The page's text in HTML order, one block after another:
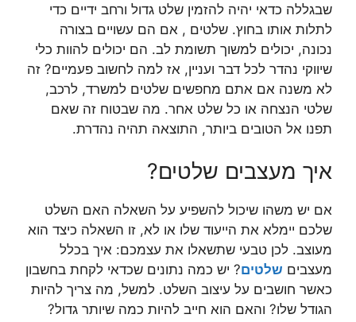
שבגללה כדאי יהיה להזמין שלט גדול ורחב ידיים כדי
לתלות אותו בחוץ. שלטים , אם הם עשויים בצורה
נכונה, יכולים למשוך תשומת לב. הם יכולים להוות כלי
שיווקי נהדר לכל דבר ועניין, אז למה לחשוב פעמיים? זה
לא משנה אם אתם מחפשים שלטים למשרד, לרכב,
שלטי הנצחה או כל שלט אחר. מה שבטוח זה שאם
תפנו אל הטובים ביותר, התוצאה תהיה נהדרת.
איך מעצבים שלטים?
אם יש משהו שיכול להשפיע על השאלה האם השלט
שלכם יימלא את הייעוד שלו או לא, זו השאלה כיצד הוא
מעוצב. לכן טבעי שתשאלו את עצמכם: איך בכלל
מעצבים שלטים? יש כמה נתונים שכדאי לקחת בחשבון
כאשר חושבים על עיצוב השלט. למשל, מה צריך להיות
הגודל שלו? והאם הוא חייב להיות כמה שיותר גדול?